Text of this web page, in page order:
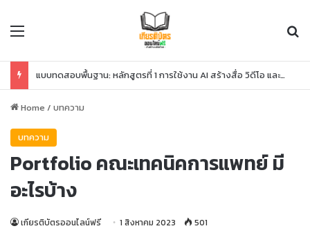
Menu
แบบทดสอบพื้นฐาน: หลักสูตรที่ 1 การใช้งาน AI สร้างสื่อ วิดีโอ และโค้ด
Home / บทความ
บทความ
Portfolio คณะเทคนิคการแพทย์ มี
อะไรบ้าง
เกียรติบัตรออนไลน์ฟรี 1 สิงหาคม 2023 501